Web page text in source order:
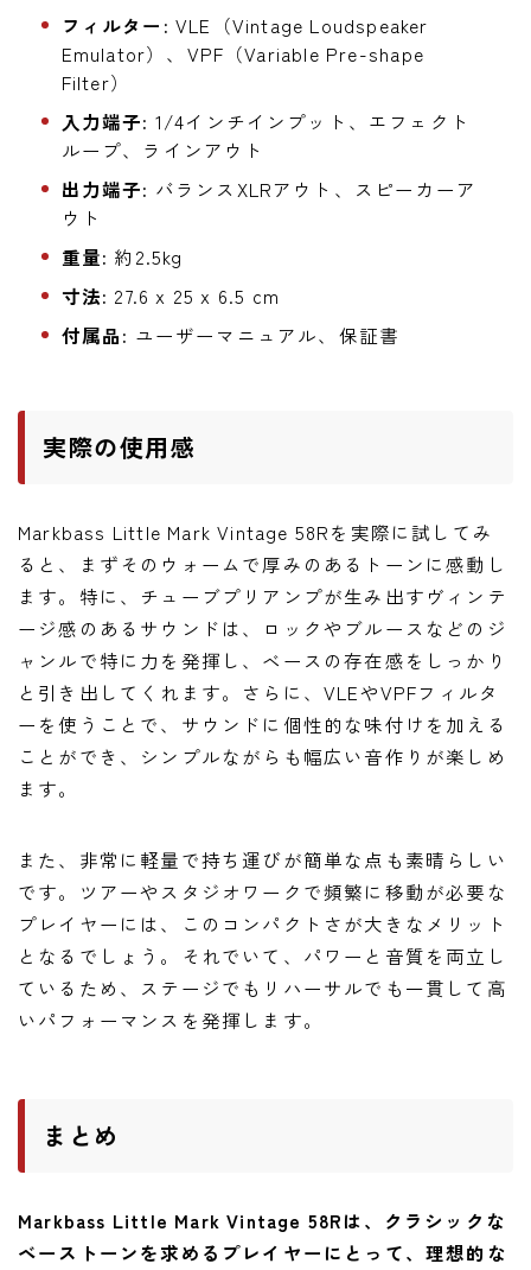
フィルター: VLE（Vintage Loudspeaker
Emulator）、VPF（Variable Pre-shape
Filter）
入力端子: 1/4インチインプット、エフェクト
ループ、ラインアウト
出力端子: バランスXLRアウト、スピーカーア
ウト
重量: 約2.5kg
寸法: 27.6 x 25 x 6.5 cm
付属品: ユーザーマニュアル、保証書
実際の使用感
Markbass Little Mark Vintage 58Rを実際に試してみ
ると、まずそのウォームで厚みのあるトーンに感動し
ます。特に、チューブプリアンプが生み出すヴィンテ
ージ感のあるサウンドは、ロックやブルースなどのジ
ャンルで特に力を発揮し、ベースの存在感をしっかり
と引き出してくれます。さらに、VLEやVPFフィルタ
ーを使うことで、サウンドに個性的な味付けを加える
ことができ、シンプルながらも幅広い音作りが楽しめ
ます。
また、非常に軽量で持ち運びが簡単な点も素晴らしい
です。ツアーやスタジオワークで頻繁に移動が必要な
プレイヤーには、このコンパクトさが大きなメリット
となるでしょう。それでいて、パワーと音質を両立し
ているため、ステージでもリハーサルでも一貫して高
いパフォーマンスを発揮します。
まとめ
Markbass Little Mark Vintage 58Rは、クラシックな
ベーストーンを求めるプレイヤーにとって、理想的な